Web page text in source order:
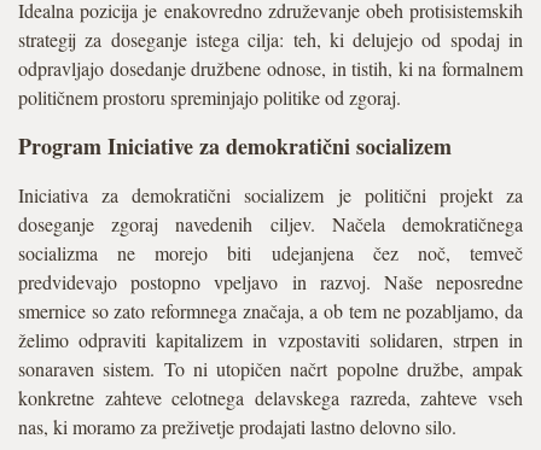
Idealna pozicija je enakovredno združevanje obeh protisistemskih
strategij za doseganje istega cilja: teh, ki delujejo od spodaj in
odpravljajo dosedanje družbene odnose, in tistih, ki na formalnem
političnem prostoru spreminjajo politike od zgoraj.
Program Iniciative za demokratični socializem
Iniciativa za demokratični socializem je politični projekt za
doseganje zgoraj navedenih ciljev. Načela demokratičnega
socializma ne morejo biti udejanjena čez noč, temveč
predvidevajo postopno vpeljavo in razvoj. Naše neposredne
smernice so zato reformnega značaja, a ob tem ne pozabljamo, da
želimo odpraviti kapitalizem in vzpostaviti solidaren, strpen in
sonaraven sistem. To ni utopičen načrt popolne družbe, ampak
konkretne zahteve celotnega delavskega razreda, zahteve vseh
nas, ki moramo za preživetje prodajati lastno delovno silo.